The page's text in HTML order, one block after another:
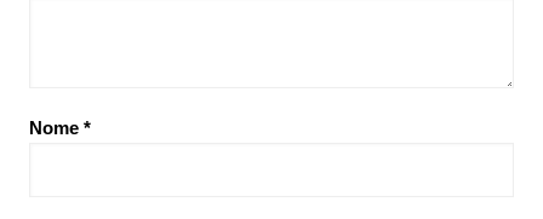
Nome *